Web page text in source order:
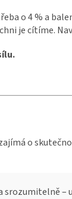
o 4 % a
je cítíme.
o
–